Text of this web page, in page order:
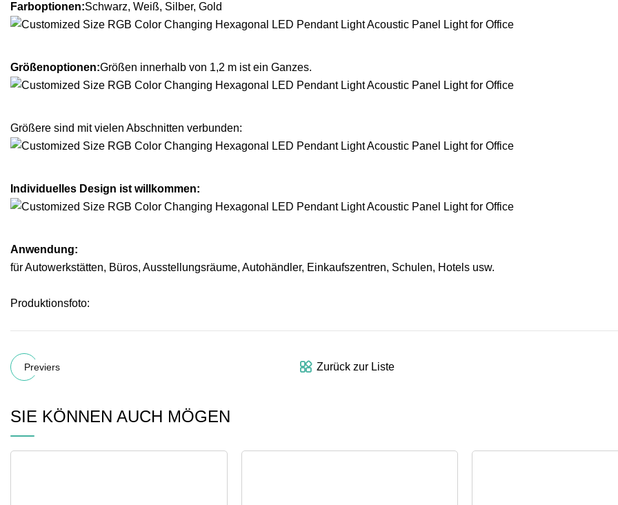
Farboptionen:Schwarz, Weiß, Silber, Gold
Größenoptionen:Größen innerhalb von 1,2 m ist ein Ganzes.
Größere sind mit vielen Abschnitten verbunden:
Individuelles Design ist willkommen:
Anwendung:
für Autowerkstätten, Büros, Ausstellungsräume, Autohändler, Einkaufszentren, Schulen, Hotels usw.
Produktionsfoto:
Previers Zurück zur Liste
SIE KÖNNEN AUCH MÖGEN